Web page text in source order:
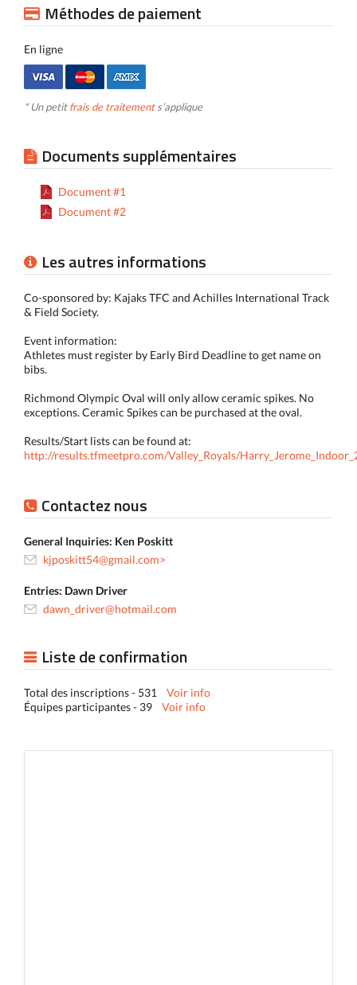
Méthodes de paiement
En ligne
* Un petitfrais de traitements’applique
Documents supplémentaires
Document #1
Document #2
Les autres informations
Co-sponsored by: Kajaks TFC and Achilles International Track
& Field Society.
Event information:
Athletes must register by Early Bird Deadline to get name on
bibs.
Richmond Olympic Oval will only allow ceramic spikes. No
exceptions. Ceramic Spikes can be purchased at the oval.
Results/Start lists can be found at:
http://results.tfmeetpro.com/Valley_Royals/
Contactez nous
General Inquiries: Ken Poskitt
kjposkitt54@gmail.com>
Entries: Dawn Driver
dawn_driver@hotmail.com
Liste de confirmation
Total des inscriptions - 531 Voir info
Équipes participantes - 39 Voir info